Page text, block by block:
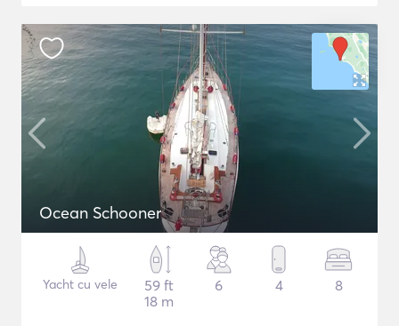
Ocean Schooner
Yacht cu vele
59 ft
18 m
6 4 8